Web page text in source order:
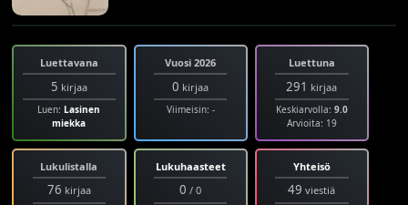
Luettavana
5 kirjaa
Luen: Lasinen
miekka
Vuosi 2026
0 kirjaa
Viimeisin: -
Luettuna
291 kirjaa
Keskiarvolla: 9.0
Arvioita: 19
Lukulistalla
76 kirjaa
Lukuhaasteet
0 / 0
Yhteisö
49 viestiä